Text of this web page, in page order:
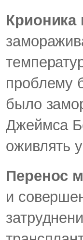
Крионика
проблему
было
Джеймса
оживлять
Перенос
и